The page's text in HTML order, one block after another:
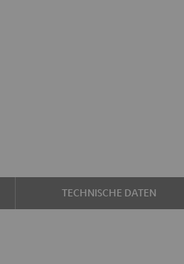
TECHNISCHE DATEN